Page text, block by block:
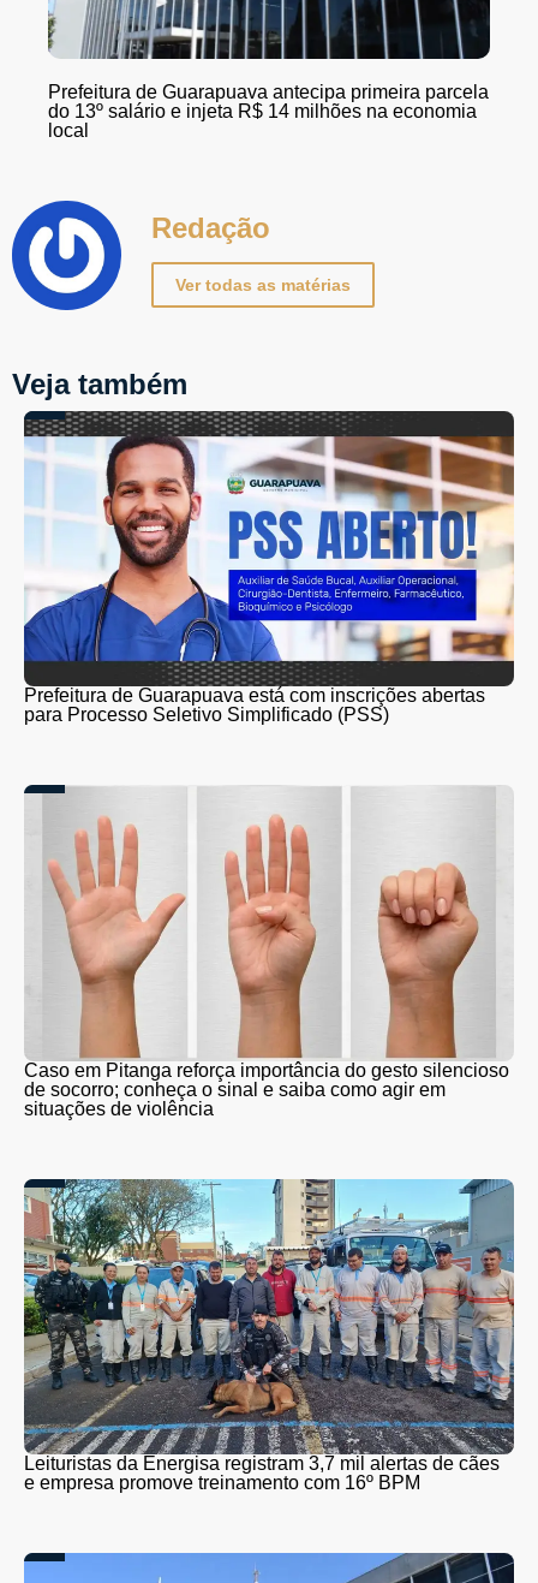
Prefeitura de Guarapuava antecipa primeira parcela
do 13º salário e injeta R$ 14 milhões na economia
local
Redação
Ver todas as matérias
Veja também
Prefeitura de Guarapuava está com inscrições abertas
para Processo Seletivo Simplificado (PSS)
Caso em Pitanga reforça importância do gesto silencioso
de socorro; conheça o sinal e saiba como agir em
situações de violência
Leituristas da Energisa registram 3,7 mil alertas de cães
e empresa promove treinamento com 16º BPM